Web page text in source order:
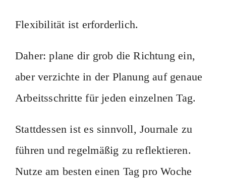
Flexibilität ist erforderlich.
Daher: plane dir grob die Richtung ein,
aber verzichte in der Planung auf genaue
Arbeitsschritte für jeden einzelnen Tag.
Stattdessen ist es sinnvoll, Journale zu
führen und regelmäßig zu reflektieren.
Nutze am besten einen Tag pro Woche